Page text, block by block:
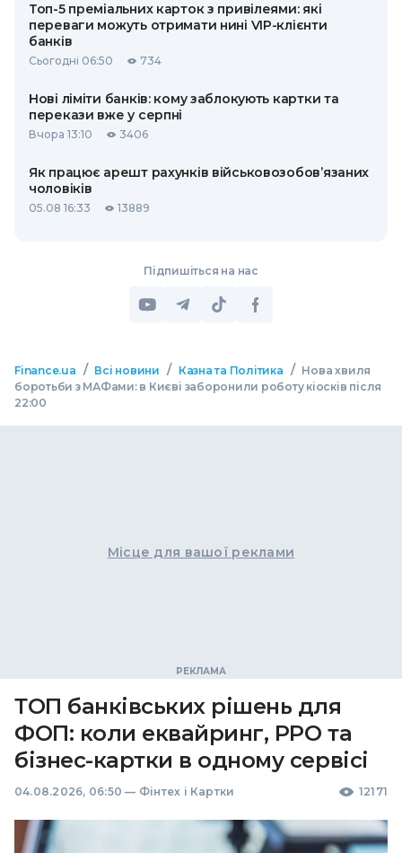
Топ-5 преміальних карток з привілеями: які
переваги можуть отримати нині VIP-клієнти
банків
Сьогодні 06:50 734
Нові ліміти банків: кому заблокують картки та
перекази вже у серпні
Вчора 13:10 3406
Як працює арешт рахунків військовозобов’язаних
чоловіків
05.08 16:33 13889
Підпишіться на нас
Finance.ua / Всі новини / Казна та Політика / Нова хвиля
боротьби з МАФами: в Києві заборонили роботу кіосків після
22:00
Місце для вашої реклами
ТОП банківських рішень для
ФОП: коли еквайринг, РРО та
бізнес-картки в одному сервісі
04.08.2026, 06:50 — Фінтех і Картки 12171